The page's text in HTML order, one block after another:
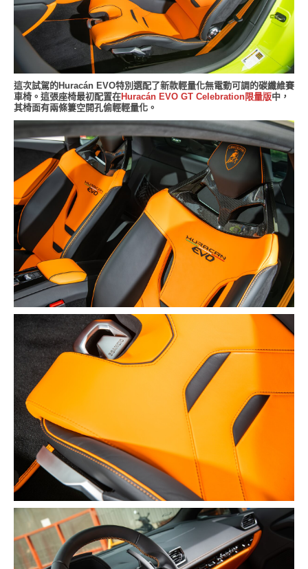
這次試駕的Huracán EVO特別選配了新款輕量化無電動可調的碳纖維賽
車椅。這張座椅最初配置在Huracán EVO GT Celebration限量版中，
其椅面有兩條簍空開孔偷輕輕量化。